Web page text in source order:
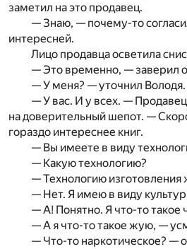
заметил на это продавец.
— Знаю, — почему-то
интересней.
Лицо продавца осветила
— Это временно, — заверил
— У меня? — уточнил Володя.
— У вас. И у всех. —
на доверительный шепот. —
гораздо интереснее книг.
— Вы имеете в виду
— Какую технологию?
— Технологию изготовления
— Нет. Я имею в виду
— А! Понятно. Я что-то такое
— А я что-то такое жую, —
— Что-то наркотическое? —